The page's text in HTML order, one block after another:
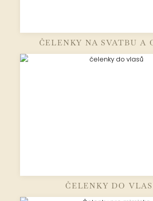
ČELENKY NA SVATBU A
ČELENKY DO